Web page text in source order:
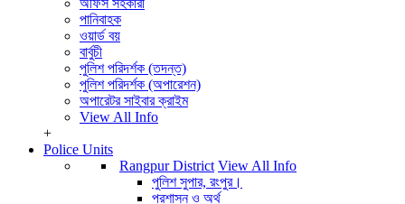
অফিস সহকারী
পানিবাহক
ওয়ার্ড বয়
বার্বুচী
পুলিশ পরিদর্শক (তদন্ত)
পুলিশ পরিদর্শক (অপারেশন)
অপারেটর সাইবার ক্রাইম
View All Info
+
Police Units
Rangpur District View All Info
পুলিশ সুপার, রংপুর।
প্রশাসন ও অর্থ